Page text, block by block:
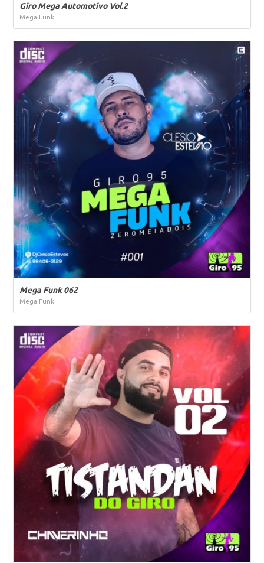
Giro Mega Automotivo Vol.2
Mega Funk
Mega Funk 062
Mega Funk